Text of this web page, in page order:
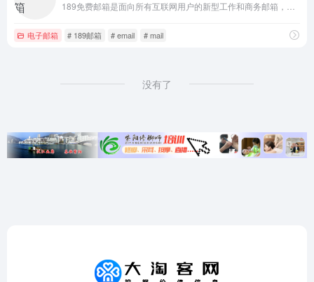
电子邮箱 # 189邮箱 # email # mail
没有了